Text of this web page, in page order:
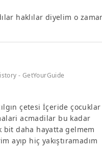
haklılar diyelim o
- GetYourGuide
çetesi İçeride çocuklar
acmadilar bu kadar
bit daha hayatta gelmem
ayıp hiç yakıştıramadım